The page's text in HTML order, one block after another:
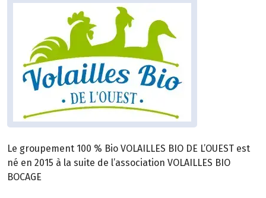
Le groupement 100 % Bio VOLAILLES BIO DE L’OUEST est
né en 2015 à la suite de l’association VOLAILLES BIO
BOCAGE